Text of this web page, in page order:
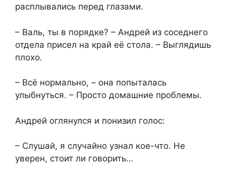
расплывались перед глазами.
– Валь, ты в порядке? – Андрей из соседнего
отдела присел на край её стола. – Выглядишь
плохо.
– Всё нормально, – она попыталась
улыбнуться. – Просто домашние проблемы.
Андрей оглянулся и понизил голос:
– Слушай, я случайно узнал кое-что. Не
уверен, стоит ли говорить…